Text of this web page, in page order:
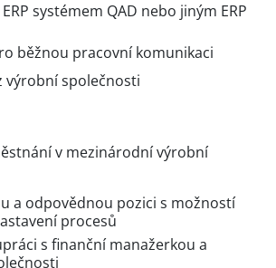
systémem QAD nebo jiným ERP
běžnou pracovní komunikaci
výrobní společnosti
v mezinárodní výrobní
a odpovědnou pozici s možností
procesů
s finanční manažerkou a